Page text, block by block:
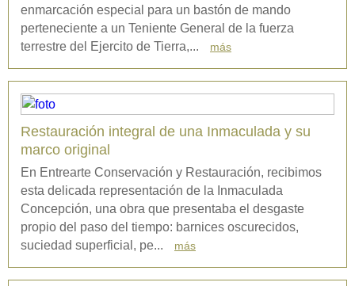
enmarcación especial para un bastón de mando
perteneciente a un Teniente General de la fuerza
terrestre del Ejercito de Tierra,...
más
Restauración integral de una Inmaculada y su
marco original
En Entrearte Conservación y Restauración, recibimos
esta delicada representación de la Inmaculada
Concepción, una obra que presentaba el desgaste
propio del paso del tiempo: barnices oscurecidos,
suciedad superficial, pe...
más